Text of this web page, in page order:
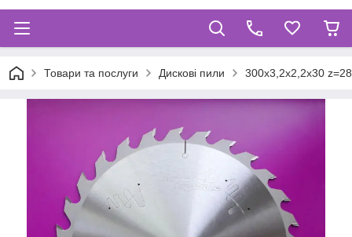
Товари та послуги Дискові пили 300х3,2х2,2х30